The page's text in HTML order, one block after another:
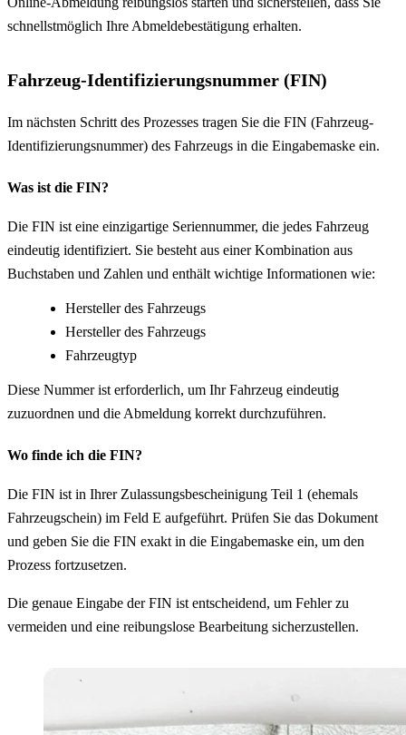
schnellstmöglich Ihre Abmeldebestätigung erhalten.
Fahrzeug-Identifizierungsnummer (FIN)
Im nächsten Schritt des Prozesses tragen Sie die FIN (Fahrzeug-
Identifizierungsnummer) des Fahrzeugs in die Eingabemaske ein.
Was ist die FIN?
Die FIN ist eine einzigartige Seriennummer, die jedes Fahrzeug
eindeutig identifiziert. Sie besteht aus einer Kombination aus
Buchstaben und Zahlen und enthält wichtige Informationen wie:
Hersteller des Fahrzeugs
Hersteller des Fahrzeugs
Fahrzeugtyp
Diese Nummer ist erforderlich, um Ihr Fahrzeug eindeutig
zuzuordnen und die Abmeldung korrekt durchzuführen.
Wo finde ich die FIN?
Die FIN ist in Ihrer Zulassungsbescheinigung Teil 1 (ehemals
Fahrzeugschein) im Feld E aufgeführt. Prüfen Sie das Dokument
und geben Sie die FIN exakt in die Eingabemaske ein, um den
Prozess fortzusetzen.
Die genaue Eingabe der FIN ist entscheidend, um Fehler zu
vermeiden und eine reibungslose Bearbeitung sicherzustellen.